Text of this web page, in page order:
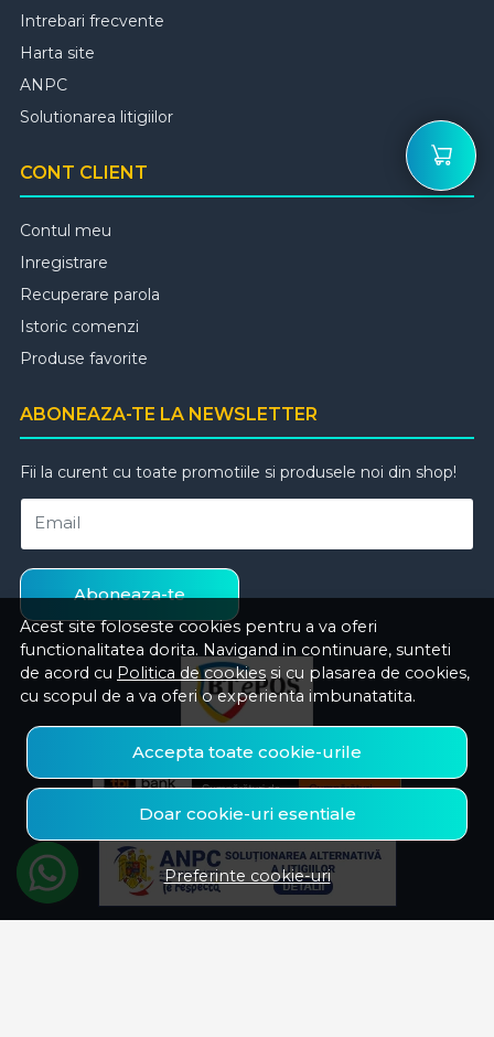
Acest site foloseste cookies pentru a va oferi
functionalitatea dorita. Navigand in continuare, sunteti
de acord cu Politica de cookies si cu plasarea de cookies,
cu scopul de a va oferi o experienta imbunatatita.
Accepta toate cookie-urile
Doar cookie-uri esentiale
Preferinte cookie-uri
Intrebari frecvente
Harta site
ANPC
Solutionarea litigiilor
CONT CLIENT
Contul meu
Inregistrare
Recuperare parola
Istoric comenzi
Produse favorite
ABONEAZA-TE LA NEWSLETTER
Fii la curent cu toate promotiile si produsele noi din shop!
Email
Aboneaza-te